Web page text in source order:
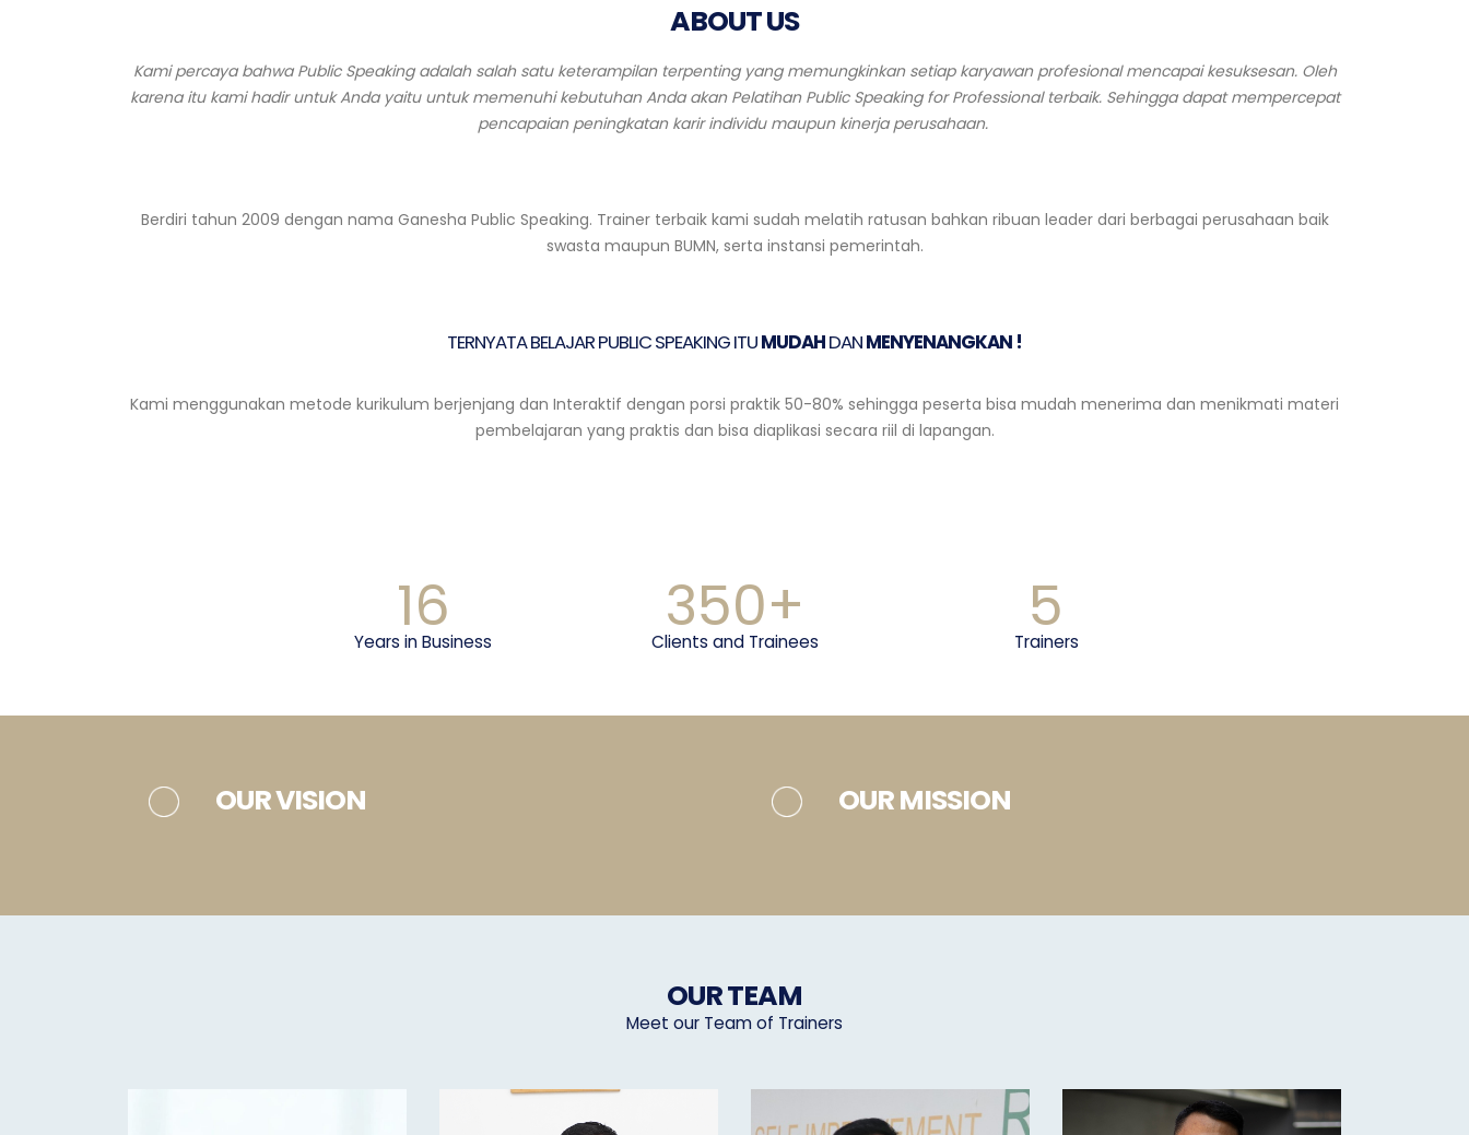
ABOUT US
Kami percaya bahwa Public Speaking adalah salah satu keterampilan terpenting yang memungkinkan setiap karyawan profesional mencapai kesuksesan. Oleh
karena itu kami hadir untuk Anda yaitu untuk memenuhi kebutuhan Anda akan Pelatihan Public Speaking for Professional terbaik. Sehingga dapat mempercepat
pencapaian peningkatan karir individu maupun kinerja perusahaan.
Berdiri tahun 2009 dengan nama Ganesha Public Speaking. Trainer terbaik kami sudah melatih ratusan bahkan ribuan leader dari berbagai perusahaan baik
swasta maupun BUMN, serta instansi pemerintah.
TERNYATA BELAJAR PUBLIC SPEAKING ITUMUDAHDANMENYENANGKAN !
Kami menggunakan metode kurikulum berjenjang dan Interaktif dengan porsi praktik 50-80% sehingga peserta bisa mudah menerima dan menikmati materi
pembelajaran yang praktis dan bisa diaplikasi secara riil di lapangan.
16
Years in Business 350+
Clients and Trainees 5
Trainers
OUR VISION OUR MISSION
OUR TEAM
Meet our Team of Trainers